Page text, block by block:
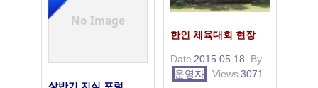
한인 체육대회 현장
Date 2015.05.18
By
운영자
Views3071
No Image